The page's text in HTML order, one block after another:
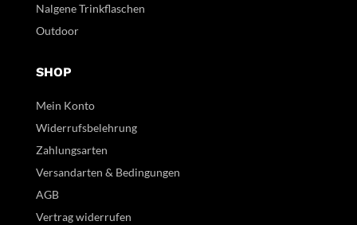
Nalgene Trinkflaschen
Outdoor
SHOP
Mein Konto
Widerrufsbelehrung
Zahlungsarten
Versandarten & Bedingungen
AGB
Vertrag widerrufen